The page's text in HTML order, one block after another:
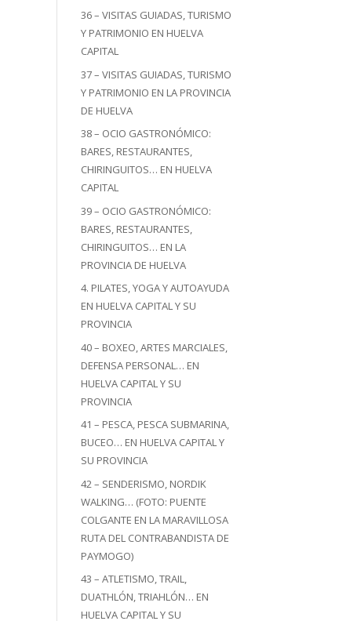
36 – VISITAS GUIADAS, TURISMO
Y PATRIMONIO EN HUELVA
CAPITAL
37 – VISITAS GUIADAS, TURISMO
Y PATRIMONIO EN LA PROVINCIA
DE HUELVA
38 – OCIO GASTRONÓMICO:
BARES, RESTAURANTES,
CHIRINGUITOS… EN HUELVA
CAPITAL
39 – OCIO GASTRONÓMICO:
BARES, RESTAURANTES,
CHIRINGUITOS… EN LA
PROVINCIA DE HUELVA
4. PILATES, YOGA Y AUTOAYUDA
EN HUELVA CAPITAL Y SU
PROVINCIA
40 – BOXEO, ARTES MARCIALES,
DEFENSA PERSONAL… EN
HUELVA CAPITAL Y SU
PROVINCIA
41 – PESCA, PESCA SUBMARINA,
BUCEO… EN HUELVA CAPITAL Y
SU PROVINCIA
42 – SENDERISMO, NORDIK
WALKING… (FOTO: PUENTE
COLGANTE EN LA MARAVILLOSA
RUTA DEL CONTRABANDISTA DE
PAYMOGO)
43 – ATLETISMO, TRAIL,
DUATHLÓN, TRIAHLÓN… EN
HUELVA CAPITAL Y SU